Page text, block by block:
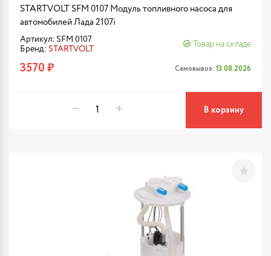
STARTVOLT SFM 0107 Модуль топливного насоса для
автомобилей Лада 2107i
Артикул: SFM 0107
Бренд: STARTVOLT
Товар на складе
3570 ₽ Самовывоз: 13.08.2026
В корзину